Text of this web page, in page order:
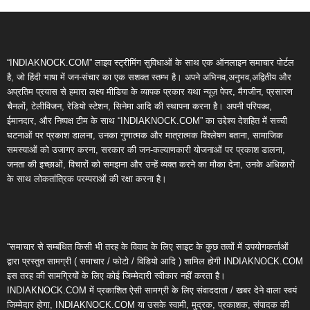
“INDIAKNOCK.COM” लाइव स्ट्रीमिंग सुविधाओं के साथ एक ऑनलाइन समाचार पोर्टल
है, जो हिंदी भाषा में जन-संचार का एक सशक्त स्तम्भ है। अपने अभिनव,अनुभव,अद्वितीय और
अप्रतिम प्रयास से हमारा लक्ष्य मीडिया के व्यापक प्रकार यथा न्यूज़ पेपर, मैगजीन, प्रसारण
चैनलों, टेलीविजन, रेडियो स्टेशन, सिनेमा आदि की स्थापना करना है। अपनी परिपक्व,
ईमानदार, और निष्पक्ष टीम के साथ “INDIAKNOCK.COM” का उद्देश्य देशहित में सच्ची
घटनाओं पर प्रकाश डालना, उनका गुणात्मक और मात्रात्मक विश्लेषण बताना, सामाजिक
समस्याओं को उजागर करना, सरकार की जन-कल्याणकारी योजनाओं पर प्रकाश डालना,
जनता की इच्छाओं, विचारों को समझना और उन्हें व्यक्त करने का मौका देना, उनके अधिकारों
के साथ लोकतांत्रिक परम्पराओं की रक्षा करना है।
“समाचार से सम्बंधित किसी भी तरह के विवाद के लिए साइट के कुछ तत्वों में उपयोगकर्ताओं
द्वारा प्रस्तुत सामग्री ( समाचार / फोटो / विडियो आदि ) शामिल होगी INDIAKNOCK.COM
इस तरह की सामग्रियों के लिए कोई जिम्मेदारी स्वीकार नहीं करता है।
INDIAKNOCK.COM में प्रकाशित ऐसी सामग्री के लिए संवाददाता / खबर देने वाला स्वयं
जिम्मेदार होगा, INDIAKNOCK.COM या उसके स्वामी, मुद्रक, प्रकाशक, संपादक की